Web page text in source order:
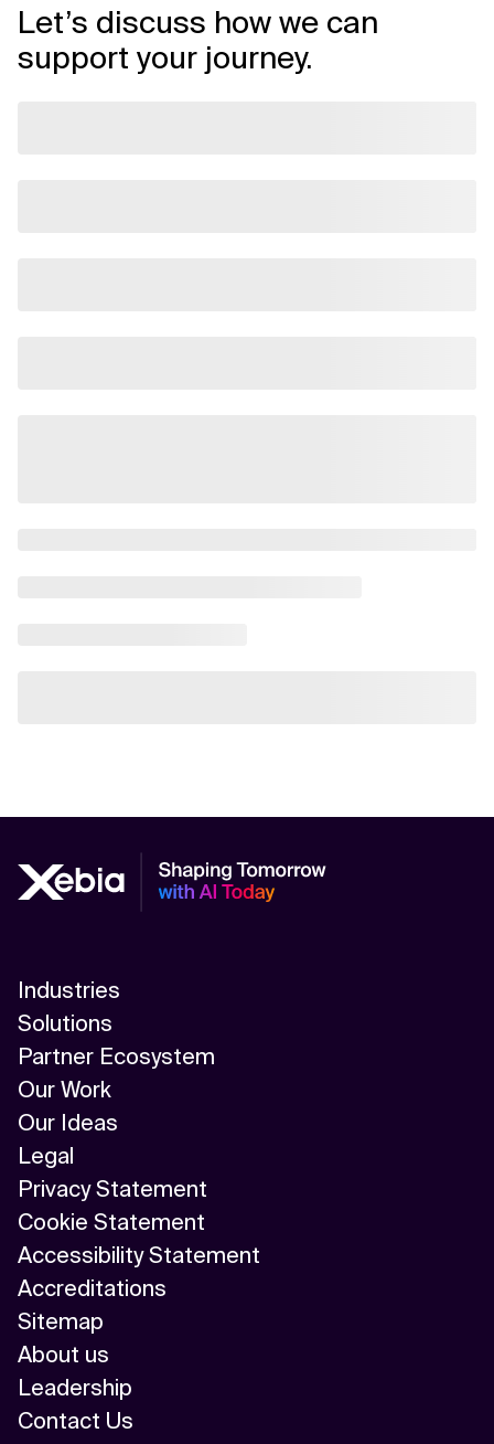
Let’s discuss how we can
support your journey.
Industries
Solutions
Partner Ecosystem
Our Work
Our Ideas
Legal
Privacy Statement
Cookie Statement
Accessibility Statement
Accreditations
Sitemap
About us
Leadership
Contact Us